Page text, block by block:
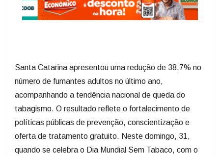
Santa Catarina apresentou uma redução de 38,7% no
número de fumantes adultos no último ano,
acompanhando a tendência nacional de queda do
tabagismo. O resultado reflete o fortalecimento de
políticas públicas de prevenção, conscientização e
oferta de tratamento gratuito. Neste domingo, 31,
quando se celebra o Dia Mundial Sem Tabaco, com o